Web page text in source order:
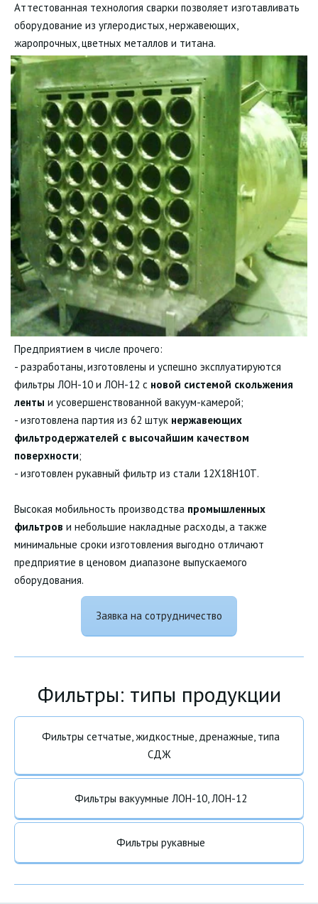
Аттестованная технология сварки позволяет изготавливать
оборудование из углеродистых, нержавеющих,
жаропрочных, цветных металлов и титана.
Предприятием в числе прочего:
- разработаны, изготовлены и успешно эксплуатируются
фильтры ЛОН-10 и ЛОН-12 с новой системой скольжения
ленты и усовершенствованной вакуум-камерой;
- изготовлена партия из 62 штук нержавеющих
фильтродержателей с высочайшим качеством
поверхности;
- изготовлен рукавный фильтр из стали 12Х18Н10Т.
Высокая мобильность производства промышленных
фильтров и небольшие накладные расходы, а также
минимальные сроки изготовления выгодно отличают
предприятие в ценовом диапазоне выпускаемого
оборудования.
Заявка на сотрудничество
Фильтры: типы продукции
Фильтры сетчатые, жидкостные, дренажные, типа
СДЖ
Фильтры вакуумные ЛОН-10, ЛОН-12
Фильтры рукавные